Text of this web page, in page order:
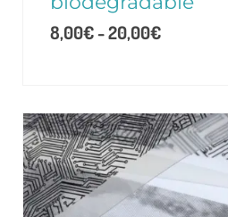
8,00€-20,00€